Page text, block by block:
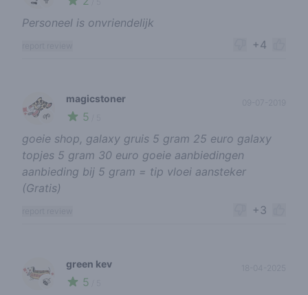
Personeel is onvriendelijk
+4
🌱
magicstoner
5
goeie shop, galaxy gruis 5 gram 25 euro galaxy
topjes 5 gram 30 euro goeie aanbiedingen
aanbieding bij 5 gram = tip vloei aansteker
(Gratis)
+3
🍃
green kev
5